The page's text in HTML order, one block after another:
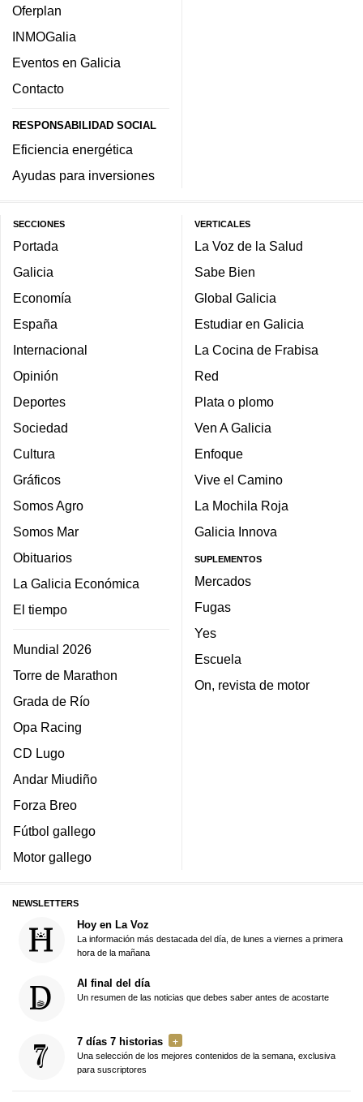
Oferplan
INMOGalia
Eventos en Galicia
Contacto
RESPONSABILIDAD SOCIAL
Eficiencia energética
Ayudas para inversiones
SECCIONES
Portada
Galicia
Economía
España
Internacional
Opinión
Deportes
Sociedad
Cultura
Gráficos
Somos Agro
Somos Mar
Obituarios
La Galicia Económica
El tiempo
Mundial 2026
Torre de Marathon
Grada de Río
Opa Racing
CD Lugo
Andar Miudiño
Forza Breo
Fútbol gallego
Motor gallego
VERTICALES
La Voz de la Salud
Sabe Bien
Global Galicia
Estudiar en Galicia
La Cocina de Frabisa
Red
Plata o plomo
Ven A Galicia
Enfoque
Vive el Camino
La Mochila Roja
Galicia Innova
SUPLEMENTOS
Mercados
Fugas
Yes
Escuela
On, revista de motor
NEWSLETTERS
Hoy en La Voz
La información más destacada del día, de lunes a viernes a primera
hora de la mañana
Al final del día
Un resumen de las noticias que debes saber antes de acostarte
7 días 7 historias
Una selección de los mejores contenidos de la semana, exclusiva
para suscriptores